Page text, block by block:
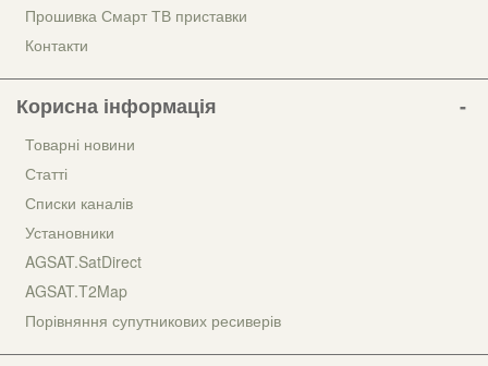
Прошивка Смарт ТВ приставки
Контакти
Корисна інформація
Товарні новини
Статті
Списки каналів
Установники
AGSAT.SatDirect
AGSAT.T2Map
Порівняння супутникових ресиверів